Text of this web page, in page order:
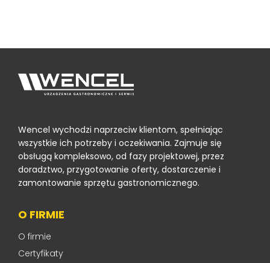
Wencel wychodzi naprzeciw klientom, spełniając
wszystkie ich potrzeby i oczekiwania. Zajmuje się
obsługą kompleksowo, od fazy projektowej, przez
doradztwo, przygotowanie oferty, dostarczenie i
zamontowanie sprzętu gastronomicznego.
O FIRMIE
O firmie
Certyfikaty